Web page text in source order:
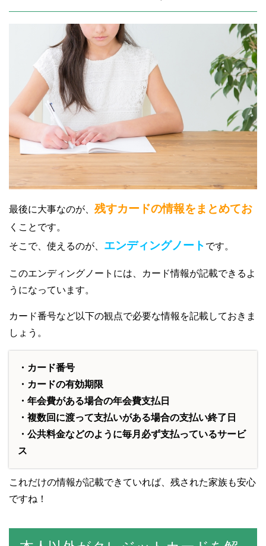
最後に大事なのが、 残すカードの情報をまとめてお
くことです。
そこで、使えるのが、 エンディングノート です。
このエンディングノートには、カード情報が記載できるよ
うになっています。
カード番号など以下の観点で必要な情報を記載しておきま
しょう。
・カード番号
・カードの有効期限
・年会費がある場合の年会費支払日
・複数回に渡って支払いがある場合の支払い終了日
・公共料金などのように毎月必ず支払っているサービ
ス
これだけの情報が記載できていれば、残された家族も安心
ですね！